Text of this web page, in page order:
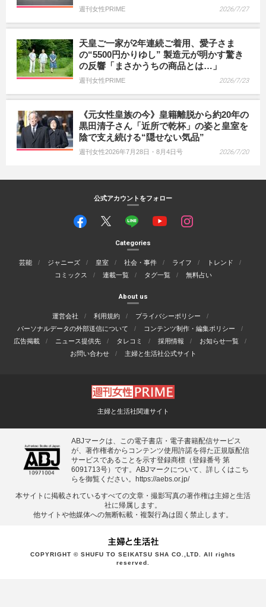
週刊女性PRIME 2026/7/27
天皇ご一家が2年連続ご着用、愛子さま
の“5500円かりゆし” 製造元が明かす驚き
の反響「まさかうちの商品とは…」
週刊女性PRIME 2026/7/23
《元女性皇族の今》皇籍離脱から約20年の
黒田清子さん「近所で乾杯」の姿と皇室を
陰で支え続ける“隠せない気品”
週刊女性2026年7月28日・8月4日号 2026/7/20
公式アカウントをフォロー
Categories
芸能 ジャニーズ 皇室 社会・事件 ライフ
トレンド
コミックス
連載一覧 タグ一覧 無料占い
About us
運営会社 利用規約
プライバシーポリシー
パーソナルデータの外部送信について
コンテンツ制作・編集ポリシー
広告掲載
ニュース提供先 タレコミ 採用情報
お知らせ一覧
お問い合わせ
主婦と生活社公式サイト
主婦と生活社関連サイト
ABJマークは、この電子書店・電子書籍配信サービス
が、著作権者からコンテンツ使用許諾を得た正規版配信
サービスであることを示す登録商標（登録番号 第
6091713号）です。ABJマークについて、詳しくはこち
らを御覧ください。 https://aebs.or.jp/
本サイトに掲載されているすべての⽂章・撮影写真の著作権は主婦と⽣活
社に帰属します。
他サイトや他媒体への無断転載・複製⾏為は固く禁⽌します。
COPYRIGHT © SHUFU TO SEIKATSU SHA CO.,LTD. All rights
reserved.